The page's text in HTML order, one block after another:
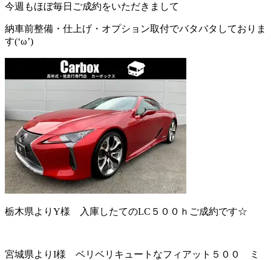
今週もほぼ毎日ご成約をいただきまして
納車前整備・仕上げ・オプション取付でバタバタしておりま
す(‘ω’)
栃木県よりY様 入庫したてのLC５００ｈご成約です☆
宮城県よりI様 ベリベリキュートなフィアット５００ ミ